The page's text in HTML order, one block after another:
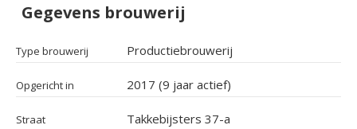
Gegevens brouwerij
Type brouwerij Productiebrouwerij
Opgericht in 2017 (9 jaar actief)
Straat Takkebijsters 37-a